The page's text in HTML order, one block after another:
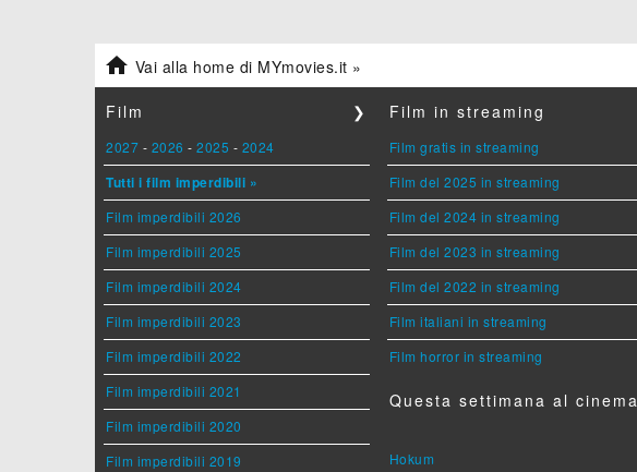
 Vai alla home di MYmovies.it »
Film ❯
2027 - 2026 - 2025 - 2024
Tutti i film imperdibili »
Film imperdibili 2026
Film imperdibili 2025
Film imperdibili 2024
Film imperdibili 2023
Film imperdibili 2022
Film imperdibili 2021
Film imperdibili 2020
Film imperdibili 2019
Film in streaming
Film gratis in streaming
Film del 2025 in streaming
Film del 2024 in streaming
Film del 2023 in streaming
Film del 2022 in streaming
Film italiani in streaming
Film horror in streaming
Questa settimana al cinema
Hokum